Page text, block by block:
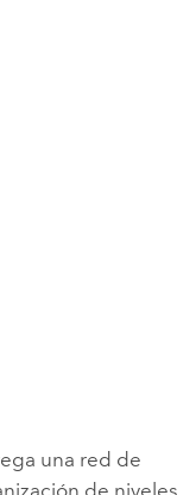
una red de